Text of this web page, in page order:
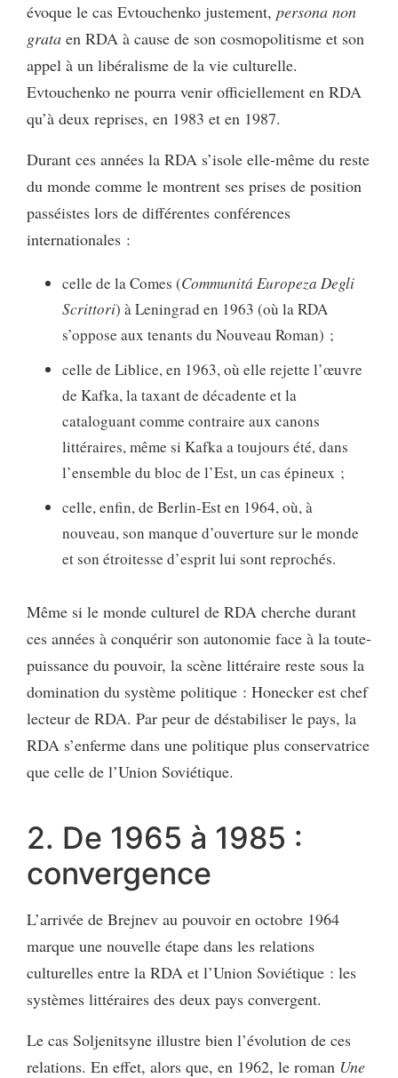
évoque le cas Evtouchenko justement, persona non
grata en RDA à cause de son cosmopolitisme et son
appel à un libéralisme de la vie culturelle.
Evtouchenko ne pourra venir officiellement en RDA
qu’à deux reprises, en 1983 et en 1987.
Durant ces années la RDA s’isole elle-même du reste
du monde comme le montrent ses prises de position
passéistes lors de différentes conférences
internationales :
celle de la Comes (Communitá Europeza Degli
Scrittori) à Leningrad en 1963 (où la RDA
s’oppose aux tenants du Nouveau Roman) ;
celle de Liblice, en 1963, où elle rejette l’œuvre
de Kafka, la taxant de décadente et la
cataloguant comme contraire aux canons
littéraires, même si Kafka a toujours été, dans
l’ensemble du bloc de l’Est, un cas épineux ;
celle, enfin, de Berlin-Est en 1964, où, à
nouveau, son manque d’ouverture sur le monde
et son étroitesse d’esprit lui sont reprochés.
Même si le monde culturel de RDA cherche durant
ces années à conquérir son autonomie face à la toute-
puissance du pouvoir, la scène littéraire reste sous la
domination du système politique : Honecker est chef
lecteur de RDA. Par peur de déstabiliser le pays, la
RDA s’enferme dans une politique plus conservatrice
que celle de l’Union Soviétique.
2. De 1965 à 1985 :
convergence
L’arrivée de Brejnev au pouvoir en octobre 1964
marque une nouvelle étape dans les relations
culturelles entre la RDA et l’Union Soviétique : les
systèmes littéraires des deux pays convergent.
Le cas Soljenitsyne illustre bien l’évolution de ces
relations. En effet, alors que, en 1962, le roman Une